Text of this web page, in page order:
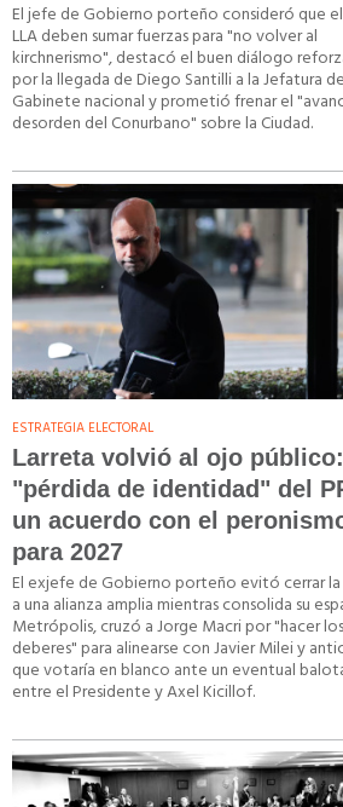
El jefe de Gobierno porteño consideró que el
LLA deben sumar fuerzas para "no volver al
kirchnerismo", destacó el buen diálogo
por la llegada de Diego Santilli a la Jefatura de
Gabinete nacional y prometió frenar el
desorden del Conurbano" sobre la Ciudad.
ESTRATEGIA ELECTORAL
Larreta volvió al ojo
"pérdida de identidad" del
un acuerdo con el
para 2027
El exjefe de Gobierno porteño evitó cerrar
a una alianza amplia mientras consolida su
Metrópolis, cruzó a Jorge Macri por "hacer los
deberes" para alinearse con Javier Milei y
que votaría en blanco ante un eventual
entre el Presidente y Axel Kicillof.